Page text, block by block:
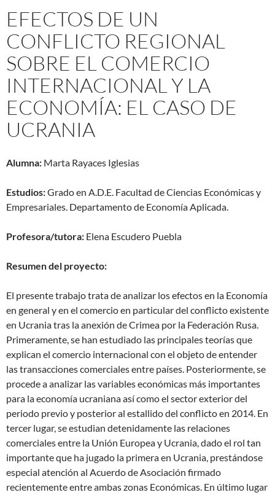
EFECTOS DE UN
CONFLICTO REGIONAL
SOBRE EL COMERCIO
INTERNACIONAL Y LA
ECONOMÍA: EL CASO DE
UCRANIA
Alumna: Marta Rayaces Iglesias
Estudios:Grado en A.D.E. Facultad de Ciencias Económicas y
Empresariales. Departamento de Economía Aplicada.
Profesora/tutora: Elena Escudero Puebla
Resumen del proyecto:
El presente trabajo trata de analizar los efectos en la Economía
en general y en el comercio en particular del conflicto existente
en Ucrania tras la anexión de Crimea por la Federación Rusa.
Primeramente, se han estudiado las principales teorías que
explican el comercio internacional con el objeto de entender
las transacciones comerciales entre países. Posteriormente, se
procede a analizar las variables económicas más importantes
para la economía ucraniana así como el sector exterior del
periodo previo y posterior al estallido del conflicto en 2014. En
tercer lugar, se estudian detenidamente las relaciones
comerciales entre la Unión Europea y Ucrania, dado el rol tan
importante que ha jugado la primera en Ucrania, prestándose
especial atención al Acuerdo de Asociación firmado
recientemente entre ambas zonas Económicas. En último lugar